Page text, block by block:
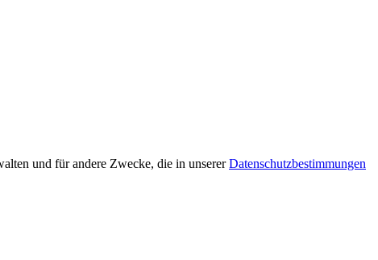
und für andere Zwecke, die in unsererDatenschutzbestimmungen